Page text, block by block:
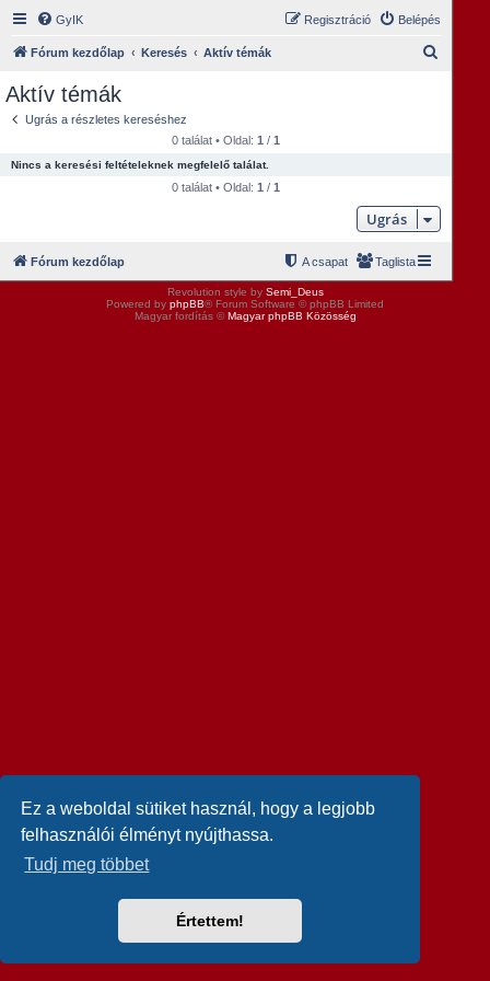
Ez a weboldal sütiket használ, hogy a legjobb
felhasználói élményt nyújthassa.
Tudj meg többet
Értettem!
GyIK Belépés
Regisztráció
Fórum kezdőlap Keresés Aktív témák
s
Aktív témák
Ugrás a részletes kereséshez
0 találat • Oldal:1 /1
Nincs a keresési feltételeknek megfelelő találat.
0 találat • Oldal:1 /1
Ugrás
Fórum kezdőlap Taglista
A csapat
Revolution style by Semi_Deus
Powered by phpBB® Forum Software © phpBB Limited
Magyar fordítás ©Magyar phpBB Közösség